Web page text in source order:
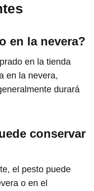
en la nevera?
en la tienda
en la nevera,
durará
conservar
el pesto puede
o en el